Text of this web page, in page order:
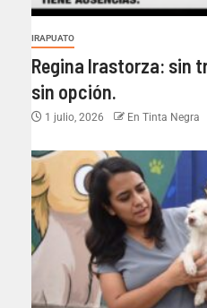
IRAPUATO
Regina Irastorza: sin
sin opción.
1 julio, 2026 En Tinta Negra